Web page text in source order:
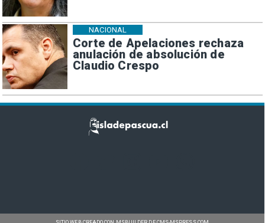
Corte de Apelaciones rechaza
anulación de absolución de
Claudio Crespo
NACIONAL